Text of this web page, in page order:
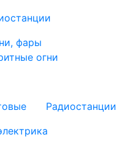
фары
огни
Радиостанции